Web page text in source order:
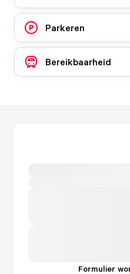
Parkeren
Bereikbaarheid
Formulier